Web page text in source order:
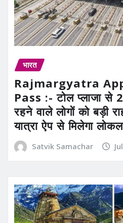
भारत
Rajmargyatra
Pass :- टोल प्लाजा से
रहने वाले लोगों को बड़ी
यात्रा ऐप से मिलेगा
Satvik Samachar